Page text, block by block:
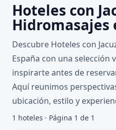
Hoteles con
Hidromasajes
Descubre Hoteles con
España con una selección
inspirarte antes de
Aquí reunimos
ubicación, estilo y
1 hoteles · Página 1 de 1